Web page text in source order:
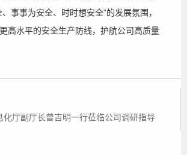
事事为安全、时时想安全”的发展氛围，
高水平的安全生产防线，护航公司高质量
化厅副厅长曾吉明一行莅临公司调研指导